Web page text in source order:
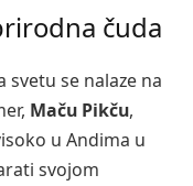
čuda
svetu se nalaze na
Maču Pikču,
u Andima u
svojom